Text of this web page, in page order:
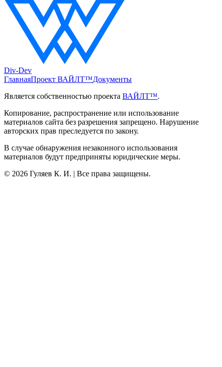
Div-Dev
ГлавнаяПроект ВАЙЛТ™Документы
Является собственностью проекта ВАЙЛТ™.
Копирование, распространение или использование
материалов сайта без разрешения запрещено. Нарушение
авторских прав преследуется по закону.
В случае обнаружения незаконного использования
материалов будут предприняты юридические меры.
© 2026 Гуляев К. И. | Все права защищены.